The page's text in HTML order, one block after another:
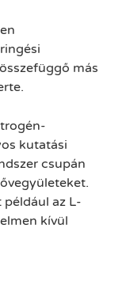
más
kutatási
csupán
például az L-
kívül